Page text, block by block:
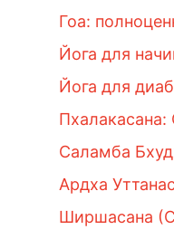
Гоа:
Йога для
Йога для
Пхалакасана:
Саламба
Ардха
Ширшасана